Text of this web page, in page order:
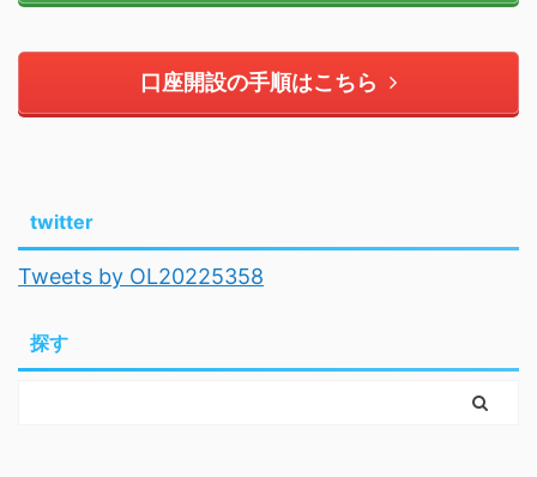
口座開設の手順はこちら
twitter
Tweets by OL20225358
探す